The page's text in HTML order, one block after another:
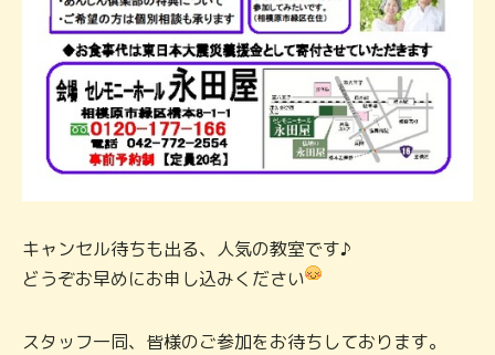
キャンセル待ちも出る、人気の教室です♪
どうぞお早めにお申し込みください
スタッフ一同、皆様のご参加をお待ちしております。